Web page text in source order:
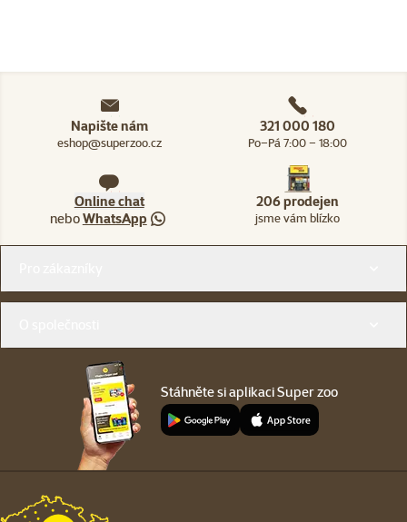
Napište nám
eshop@superzoo.cz
321 000 180
Po–Pá 7:00 – 18:00
Online chat
neboWhatsApp
206 prodejen
jsme vám blízko
Stáhněte si aplikaci Super zoo